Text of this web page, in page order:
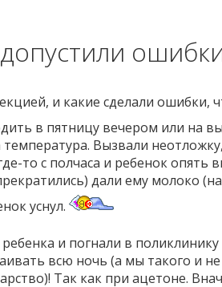
и какие сделали ошибки,
в пятницу вечером или на
Вызвали
то с полчаса и ребенок опять
дали ему молоко
уснул.
и погнали в
всю ночь (а мы такого и
Так как при ацетоне.